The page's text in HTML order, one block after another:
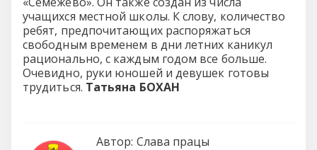
учащихся местной школы. К слову, количество
ребят, предпочитающих распоряжаться
свободным временем в дни летних каникул
рационально, с каждым годом все больше.
Очевидно, руки юношей и девушек готовы
трудиться. Татьяна БОХАН
Автор: Слава працы